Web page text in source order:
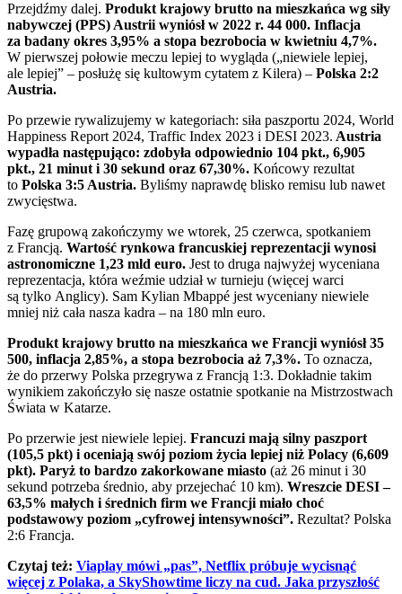
Przejdźmy dalej. Produkt krajowy brutto na mieszkańca wg siły
nabywczej (PPS) Austrii wyniósł w 2022 r. 44 000. Inflacja
za badany okres 3,95% a stopa bezrobocia w kwietniu 4,7%.
W pierwszej połowie meczu lepiej to wygląda („niewiele lepiej,
ale lepiej” – posłużę się kultowym cytatem z Kilera) – Polska 2:2
Austria.
Po przewie rywalizujemy w kategoriach: siła paszportu 2024, World
Happiness Report 2024, Traffic Index 2023 i DESI 2023. Austria
wypadła następująco: zdobyła odpowiednio 104 pkt., 6,905
pkt., 21 minut i 30 sekund oraz 67,30%. Końcowy rezultat
to Polska 3:5 Austria. Byliśmy naprawdę blisko remisu lub nawet
zwycięstwa.
Fazę grupową zakończymy we wtorek, 25 czerwca, spotkaniem
z Francją. Wartość rynkowa francuskiej reprezentacji wynosi
astronomiczne 1,23 mld euro. Jest to druga najwyżej wyceniana
reprezentacja, która weźmie udział w turnieju (więcej warci
są tylko Anglicy). Sam Kylian Mbappé jest wyceniany niewiele
mniej niż cała nasza kadra – na 180 mln euro.
Produkt krajowy brutto na mieszkańca we Francji wyniósł 35
500, inflacja 2,85%, a stopa bezrobocia aż 7,3%. To oznacza,
że do przerwy Polska przegrywa z Francją 1:3. Dokładnie takim
wynikiem zakończyło się nasze ostatnie spotkanie na Mistrzostwach
Świata w Katarze.
Po przerwie jest niewiele lepiej. Francuzi mają silny paszport
(105,5 pkt) i oceniają swój poziom życia lepiej niż Polacy (6,609
pkt). Paryż to bardzo zakorkowane miasto (aż 26 minut i 30
sekund potrzeba średnio, aby przejechać 10 km). Wreszcie DESI –
63,5% małych i średnich firm we Francji miało choć
podstawowy poziom „cyfrowej intensywności”. Rezultat? Polska
2:6 Francja.
Czytaj też: Viaplay mówi „pas”, Netflix próbuje wycisnąć
więcej z Polaka, a SkyShowtime liczy na cud. Jaka przyszłość